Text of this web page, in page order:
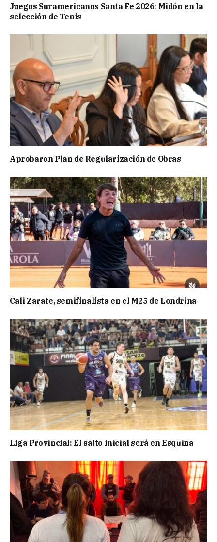
Juegos Suramericanos Santa Fe 2026: Midón en la
selección de Tenis
Aprobaron Plan de Regularización de Obras
Cali Zarate, semifinalista en el M25 de Londrina
Liga Provincial: El salto inicial será en Esquina